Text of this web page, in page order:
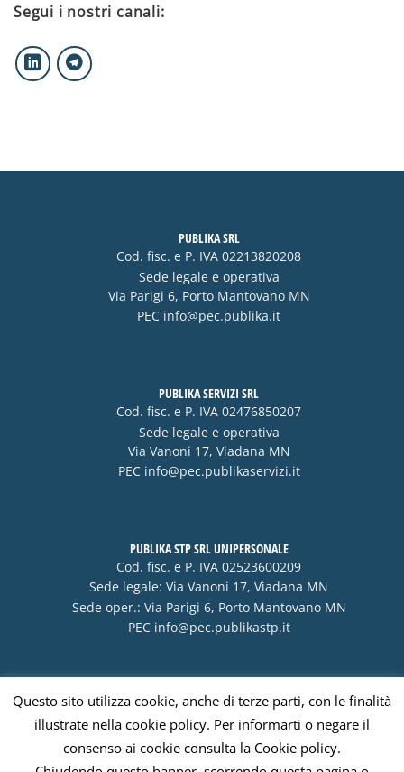
Segui i nostri canali:
PUBLIKA SRL
Cod. fisc. e P. IVA 02213820208
Sede legale e operativa
Via Parigi 6, Porto Mantovano MN
PEC info@pec.publika.it
PUBLIKA SERVIZI SRL
Cod. fisc. e P. IVA 02476850207
Sede legale e operativa
Via Vanoni 17, Viadana MN
PEC info@pec.publikaservizi.it
PUBLIKA STP SRL UNIPERSONALE
Cod. fisc. e P. IVA 02523600209
Sede legale: Via Vanoni 17, Viadana MN
Sede oper.: Via Parigi 6, Porto Mantovano MN
PEC info@pec.publikastp.it
Visa PayPal Stripe MasterCardCash
On
Delivery
Questo sito utilizza cookie, anche di terze parti, con le finalità
illustrate nella cookie policy. Per informarti o negare il
consenso ai cookie consulta la Cookie policy.